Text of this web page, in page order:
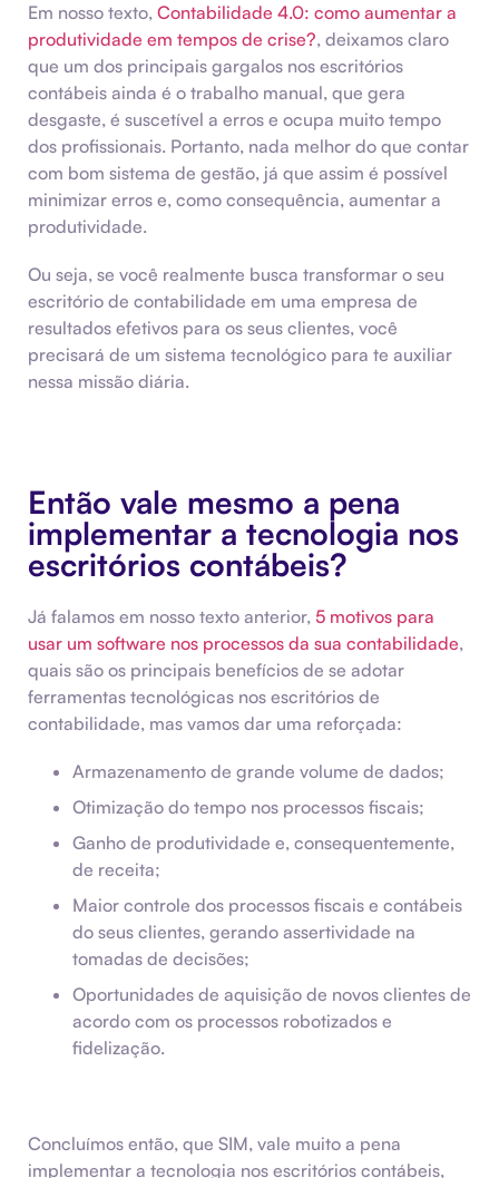
Em nosso texto, Contabilidade 4.0: como aumentar a
produtividade em tempos de crise?, deixamos claro
que um dos principais gargalos nos escritórios
contábeis ainda é o trabalho manual, que gera
desgaste, é suscetível a erros e ocupa muito tempo
dos profissionais. Portanto, nada melhor do que contar
com bom sistema de gestão, já que assim é possível
minimizar erros e, como consequência, aumentar a
produtividade.
Ou seja, se você realmente busca transformar o seu
escritório de contabilidade em uma empresa de
resultados efetivos para os seus clientes, você
precisará de um sistema tecnológico para te auxiliar
nessa missão diária.
Então vale mesmo a pena
implementar a tecnologia nos
escritórios contábeis?
Já falamos em nosso texto anterior, 5 motivos para
usar um software nos processos da sua contabilidade,
quais são os principais benefícios de se adotar
ferramentas tecnológicas nos escritórios de
contabilidade, mas vamos dar uma reforçada:
Armazenamento de grande volume de dados;
Otimização do tempo nos processos fiscais;
Ganho de produtividade e, consequentemente,
de receita;
Maior controle dos processos fiscais e contábeis
do seus clientes, gerando assertividade na
tomadas de decisões;
Oportunidades de aquisição de novos clientes de
acordo com os processos robotizados e
fidelização.
Concluímos então, que SIM, vale muito a pena
implementar a tecnologia nos escritórios contábeis,